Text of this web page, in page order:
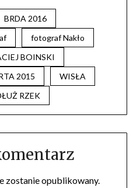
BRDA 2016
fotograf Nakło
BOINSKI
2015
WISŁA
RZEK
zostanie opublikowany.